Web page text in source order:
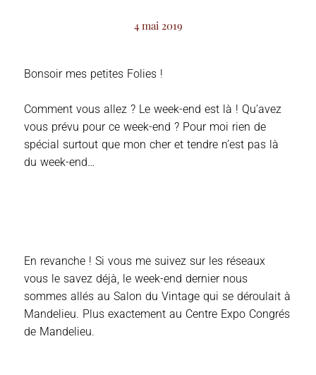
4 mai 2019
Bonsoir mes petites Folies !
Comment vous allez ? Le week-end est là ! Qu’avez
vous prévu pour ce week-end ? Pour moi rien de
spécial surtout que mon cher et tendre n’est pas là
du week-end…
En revanche ! Si vous me suivez sur les réseaux
vous le savez déjà, le week-end dernier nous
sommes allés au Salon du Vintage qui se déroulait à
Mandelieu. Plus exactement au Centre Expo Congrés
de Mandelieu.